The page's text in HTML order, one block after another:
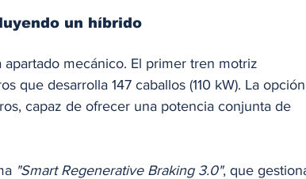
un híbrido
mecánico. El primer tren motriz
que desarrolla 147 caballos (110 kW). La opción
capaz de ofrecer una potencia conjunta de
"Smart Regenerative Braking 3.0", que